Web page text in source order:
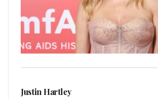
Justin Hartley